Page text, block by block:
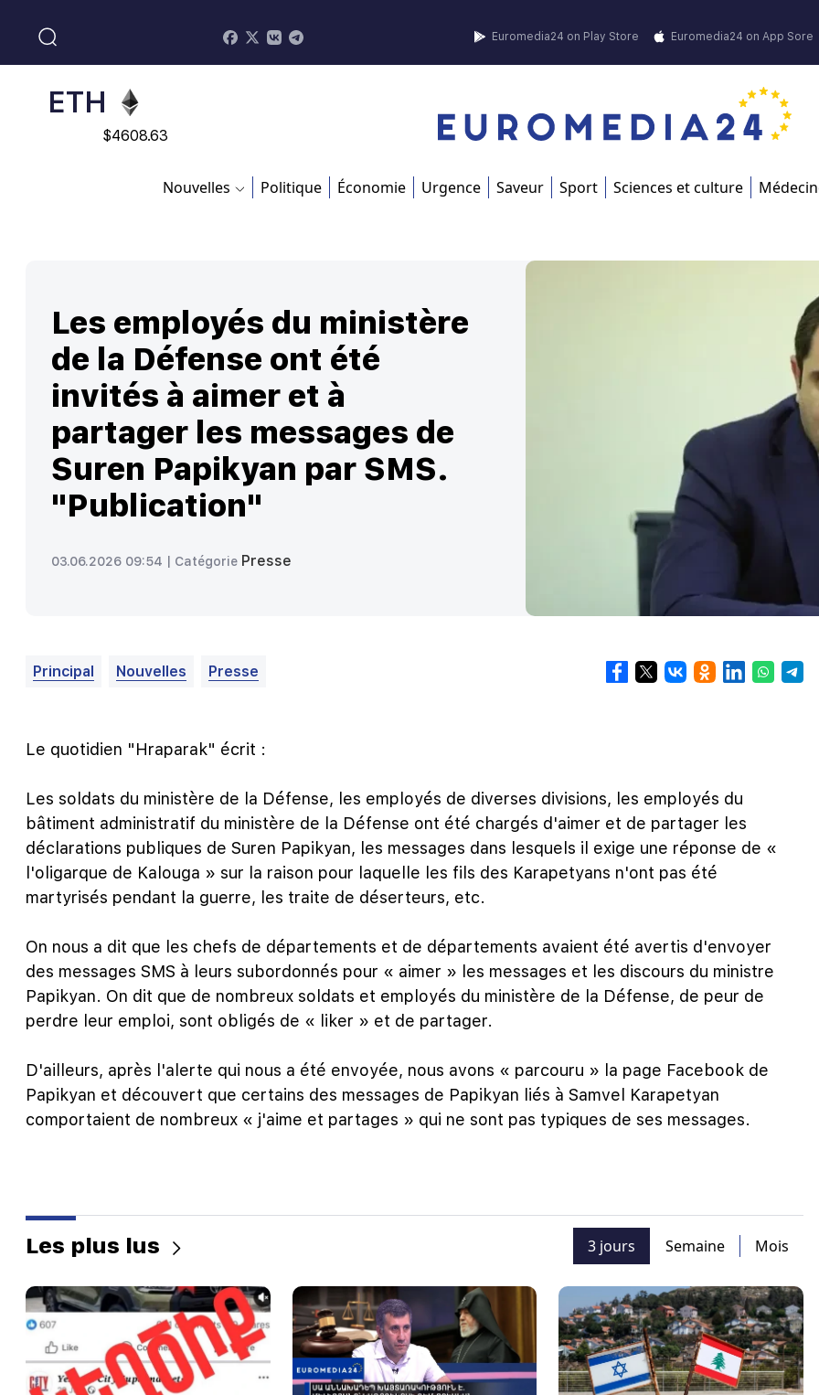
Euromedia24 on Play Store
Euromedia24 on App Sore
ADA
$0.868816
ETH
$4608.63
Nouvelles Politique Économie Urgence Saveur Sport Sciences et culture
Les employés du ministère
de la Défense ont été
invités à aimer et à
partager les messages de
Suren Papikyan par SMS.
"Publication"
03.06.2026 09:54 | Catégorie Presse
Principal Nouvelles Presse
Le quotidien "Hraparak" écrit :
Les soldats du ministère de la Défense, les employés de diverses divisions, les employés du
bâtiment administratif du ministère de la Défense ont été chargés d'aimer et de partager les
déclarations publiques de Suren Papikyan, les messages dans lesquels il exige une réponse de «
l'oligarque de Kalouga » sur la raison pour laquelle les fils des Karapetyans n'ont pas été
martyrisés pendant la guerre, les traite de déserteurs, etc.
On nous a dit que les chefs de départements et de départements avaient été avertis d'envoyer
des messages SMS à leurs subordonnés pour « aimer » les messages et les discours du ministre
Papikyan. On dit que de nombreux soldats et employés du ministère de la Défense, de peur de
perdre leur emploi, sont obligés de « liker » et de partager.
D'ailleurs, après l'alerte qui nous a été envoyée, nous avons « parcouru » la page Facebook de
Papikyan et découvert que certains des messages de Papikyan liés à Samvel Karapetyan
comportaient de nombreux « j'aime et partages » qui ne sont pas typiques de ses messages.
Les plus lus 3 jours Semaine Mois